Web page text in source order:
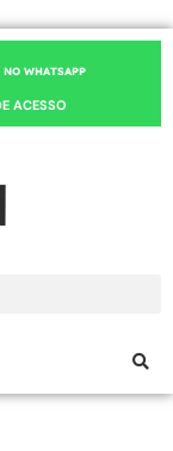
WHATSAPP
ACESSO